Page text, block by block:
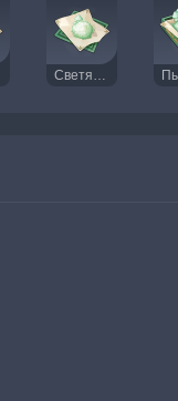
Светящаяся пыльца